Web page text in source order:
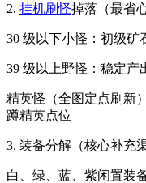
2. 挂机刷怪掉落（最省
30 级以下小怪：初级矿
39 级以上野怪：稳定产
精英怪（全图定点刷新
蹲精英点位
3. 装备分解（核心补充
白、绿、蓝、紫闲置装